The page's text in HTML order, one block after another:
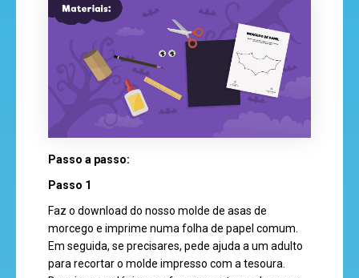
recebe
revista
hora
do
recreio
Passo a passo:
Passo 1
Faz o download do nosso molde de asas de
morcego e imprime numa folha de papel comum.
Em seguida, se precisares, pede ajuda a um adulto
para recortar o molde impresso com a tesoura.